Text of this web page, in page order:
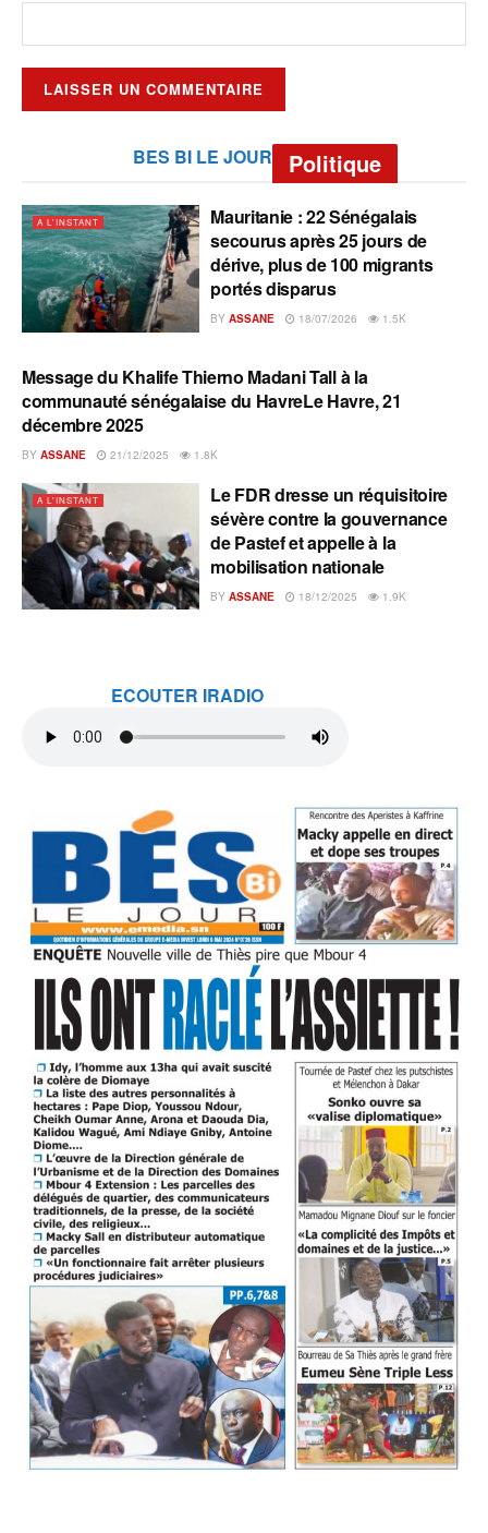
BES BI LE JOUR Politique
A L'INSTANT
Mauritanie : 22 Sénégalais
secourus après 25 jours de
dérive, plus de 100 migrants
portés disparus
BY ASSANE 18/07/2026 1.5K
A L'INSTANT
Message du Khalife Thierno Madani Tall à la
communauté sénégalaise du HavreLe Havre, 21
décembre 2025
BY ASSANE 21/12/2025 1.8K
A L'INSTANT
Le FDR dresse un réquisitoire
sévère contre la gouvernance
de Pastef et appelle à la
mobilisation nationale
BY ASSANE 18/12/2025 1.9K
ECOUTER IRADIO